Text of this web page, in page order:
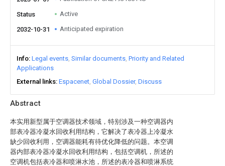
Abstract
本实用新型属于空调器技术领域，特别涉及一种空调器内
部表冷器冷凝水回收利用结构，它解决了表冷器上冷凝水
缺少回收利用，空调器能耗有待优化降低的问题。本空调
器内部表冷器冷凝水回收利用结构，包括空调机，所述的
空调机包括表冷器和喷淋水池，所述的表冷器和喷淋系统
Status Active
2032-10-31 Anticipated expiration
Info Legal events Similar documents Priority and Related
Applications
External links Espacenet Global Dossier Discuss